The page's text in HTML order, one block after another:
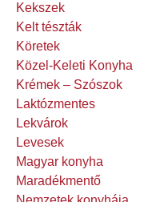
Kekszek
Kelt tészták
Köretek
Közel-Keleti Konyha
Krémek – Szószok
Laktózmentes
Lekvárok
Levesek
Magyar konyha
Maradékmentő